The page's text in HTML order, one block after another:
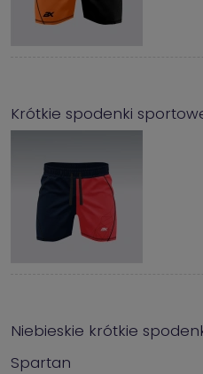
Krótkie spodenki
Niebieskie krótkie
Spartan